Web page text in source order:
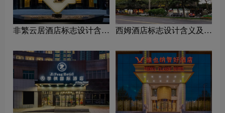
非繁云居酒店标志设计含义
西姆酒店标志设计含义及酒